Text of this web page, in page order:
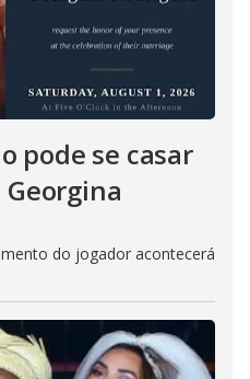
pode se casar
do jogador acontecerá